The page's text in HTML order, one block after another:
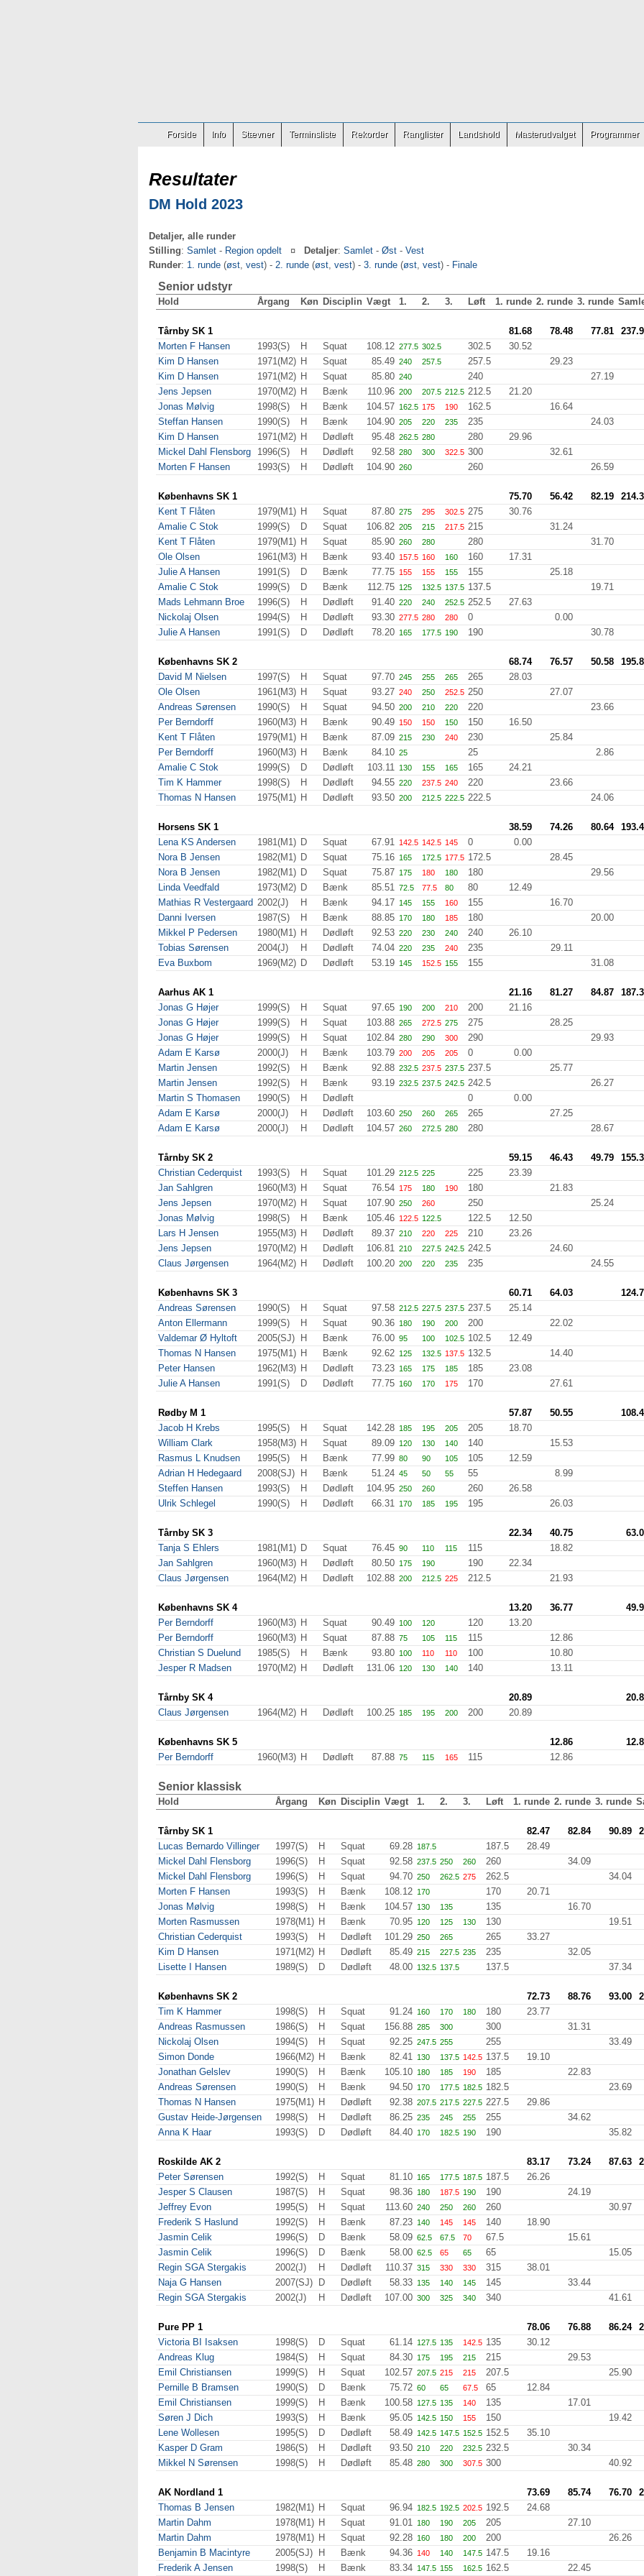
Forside Info Stævner Terminsliste Rekorder Ranglister Landshold Masterudvalget Programmer
Resultater
DM Hold 2023
Detaljer, alle runder
Stilling: Samlet - Region opdelt ¤ Detaljer: Samlet - Øst - Vest
Runder: 1. runde (øst, vest) - 2. runde (øst, vest) - 3. runde (øst, vest) - Finale
Senior udstyr
Hold Årgang Køn Disciplin Vægt 1. 2. 3. Løft 1. runde 2. runde 3. runde
Tårnby SK 1 81.68 78.48 77.81
Morten F Hansen
1993(S) H Squat 108.12 277.5 302.5 302.5
30.52
Kim D Hansen
1971(M2) H Squat 85.49 240 257.5 257.5
29.23
Kim D Hansen
1971(M2) H Squat 85.80 240 240
27.19
Jens Jepsen
1970(M2) H Bænk 110.96 200 207.5 212.5 212.5
21.20
Jonas Mølvig
1998(S) H Bænk 104.57 162.5 175 190 162.5
16.64
Steffan Hansen
1990(S) H Bænk 104.90 205 220 235 235
24.03
Kim D Hansen
1971(M2) H Dødløft 95.48 262.5 280 280
29.96
Mickel Dahl Flensborg
1996(S) H Dødløft 92.58 280 300 322.5 300
32.61
Morten F Hansen
1993(S) H Dødløft 104.90 260 260 26.59
Københavns SK 1 75.70 56.42 82.19
Kent T Flåten
1979(M1) H Squat 87.80 275 295 302.5 275
30.76
Amalie C Stok
1999(S) D Squat 106.82 205 215 217.5 215
31.24
Kent T Flåten
1979(M1) H Squat 85.90 260 280 280
31.70
Ole Olsen
1961(M3) H Bænk 93.40 157.5 160 160 160
17.31
Julie A Hansen
1991(S) D Bænk 77.75 155 155 155 155
25.18
Amalie C Stok
1999(S) D Bænk 112.75 125 132.5 137.5 137.5
19.71
Mads Lehmann Broe
1996(S) H Dødløft 91.40 220 240 252.5 252.5
27.63
Nickolaj Olsen
1994(S) H Dødløft 93.30 277.5 280 280 0
0.00
Julie A Hansen
1991(S) D Dødløft 78.20 165 177.5 190 190 30.78
Københavns SK 2 68.74 76.57 50.58
David M Nielsen
1997(S) H Squat 97.70 245 255 265 265
28.03
Ole Olsen
1961(M3) H Squat 93.27 240 250 252.5 250
27.07
Andreas Sørensen
1990(S) H Squat 94.50 200 210 220 220
23.66
Per Berndorff
1960(M3) H Bænk 90.49 150 150 150 150
16.50
Kent T Flåten
1979(M1) H Bænk 87.09 215 230 240 230
25.84
Per Berndorff
1960(M3) H Bænk 84.10 25 25
2.86
Amalie C Stok
1999(S) D Dødløft 103.11 130 155 165 165
24.21
Tim K Hammer
1998(S) H Dødløft 94.55 220 237.5 240 220
23.66
Thomas N Hansen
1975(M1) H Dødløft 93.50 200 212.5 222.5 222.5 24.06
Horsens SK 1 38.59 74.26 80.64
Lena KS Andersen
1981(M1) D Squat 67.91 142.5 142.5 145 0
0.00
Nora B Jensen
1982(M1) D Squat 75.16 165 172.5 177.5 172.5
28.45
Nora B Jensen
1982(M1) D Squat 75.87 175 180 180 180
29.56
Linda Veedfald
1973(M2) D Bænk 85.51 72.5 77.5 80 80
12.49
Mathias R Vestergaard 2002(J) H Bænk 94.17 145 155 160 155
16.70
Danni Iversen
1987(S) H Bænk 88.85 170 180 185 180
20.00
Mikkel P Pedersen
1980(M1) H Dødløft 92.53 220 230 240 240
26.10
Tobias Sørensen
2004(J) H Dødløft 74.04 220 235 240 235
29.11
Eva Buxbom
1969(M2) D Dødløft 53.19 145 152.5 155 155 31.08
Aarhus AK 1 21.16 81.27 84.87
Jonas G Højer
1999(S) H Squat 97.65 190 200 210 200
21.16
Jonas G Højer
1999(S) H Squat 103.88 265 272.5 275 275
28.25
Jonas G Højer
1999(S) H Squat 102.84 280 290 300 290
29.93
Adam E Karsø
2000(J) H Bænk 103.79 200 205 205 0
0.00
Martin Jensen
1992(S) H Bænk 92.88 232.5 237.5 237.5 237.5
25.77
Martin Jensen
1992(S) H Bænk 93.19 232.5 237.5 242.5 242.5
26.27
Martin S Thomasen
1990(S) H Dødløft 0
0.00
Adam E Karsø
2000(J) H Dødløft 103.60 250 260 265 265
27.25
Adam E Karsø
2000(J) H Dødløft 104.57 260 272.5 280 280 28.67
Tårnby SK 2 59.15 46.43 49.79
Christian Cederquist
1993(S) H Squat 101.29 212.5 225 225
23.39
Jan Sahlgren
1960(M3) H Squat 76.54 175 180 190 180
21.83
Jens Jepsen
1970(M2) H Squat 107.90 250 260 250
25.24
Jonas Mølvig
1998(S) H Bænk 105.46 122.5 122.5 122.5
12.50
Lars H Jensen
1955(M3) H Dødløft 89.37 210 220 225 210
23.26
Jens Jepsen
1970(M2) H Dødløft 106.81 210 227.5 242.5 242.5
24.60
Claus Jørgensen
1964(M2) H Dødløft 100.20 200 220 235 235 24.55
Københavns SK 3 60.71 64.03
Andreas Sørensen
1990(S) H Squat 97.58 212.5 227.5 237.5 237.5
25.14
Anton Ellermann
1999(S) H Squat 90.36 180 190 200 200
22.02
Valdemar Ø Hyltoft
2005(SJ) H Bænk 76.00 95 100 102.5 102.5
12.49
Thomas N Hansen
1975(M1) H Bænk 92.62 125 132.5 137.5 132.5
14.40
Peter Hansen
1962(M3) H Dødløft 73.23 165 175 185 185
23.08
Julie A Hansen
1991(S) D Dødløft 77.75 160 170 175 170 27.61
Rødby M 1 57.87 50.55
Jacob H Krebs
1995(S) H Squat 142.28 185 195 205 205
18.70
William Clark
1958(M3) H Squat 89.09 120 130 140 140
15.53
Rasmus L Knudsen
1995(S) H Bænk 77.99 80 90 105 105
12.59
Adrian H Hedegaard
2008(SJ) H Bænk 51.24 45 50 55 55
8.99
Steffen Hansen
1993(S) H Dødløft 104.95 250 260 260
26.58
Ulrik Schlegel
1990(S) H Dødløft 66.31 170 185 195 195 26.03
Tårnby SK 3 22.34 40.75
Tanja S Ehlers
1981(M1) D Squat 76.45 90 110 115 115
18.82
Jan Sahlgren
1960(M3) H Dødløft 80.50 175 190 190
22.34
Claus Jørgensen
1964(M2) H Dødløft 102.88 200 212.5 225 212.5 21.93
Københavns SK 4 13.20 36.77
Per Berndorff
1960(M3) H Squat 90.49 100 120 120
13.20
Per Berndorff
1960(M3) H Squat 87.88 75 105 115 115
12.86
Christian S Duelund
1985(S) H Bænk 93.80 100 110 110 100
10.80
Jesper R Madsen
1970(M2) H Dødløft 131.06 120 130 140 140 13.11
Tårnby SK 4 20.89
Claus Jørgensen
1964(M2) H Dødløft 100.25 185 195 200 200 20.89
Københavns SK 5 12.86
Per Berndorff
1960(M3) H Dødløft 87.88 75 115 165 115 12.86
Senior klassisk
Hold Årgang Køn Disciplin Vægt 1. 2. 3. Løft 1. runde 2. runde 3. runde
Tårnby SK 1 82.47 82.84 90.89
Lucas Bernardo Villinger
1997(S) H Squat 69.28 187.5 187.5
28.49
Mickel Dahl Flensborg
1996(S) H Squat 92.58 237.5 250 260 260
34.09
Mickel Dahl Flensborg
1996(S) H Squat 94.70 250 262.5 275 262.5
34.04
Morten F Hansen
1993(S) H Bænk 108.12 170 170
20.71
Jonas Mølvig
1998(S) H Bænk 104.57 130 135 135
16.70
Morten Rasmussen
1978(M1) H Bænk 70.95 120 125 130 130
19.51
Christian Cederquist
1993(S) H Dødløft 101.29 250 265 265
33.27
Kim D Hansen
1971(M2) H Dødløft 85.49 215 227.5 235 235
32.05
Lisette I Hansen
1989(S) D Dødløft 48.00 132.5 137.5 137.5 37.34
Københavns SK 2 72.73 88.76 93.00
Tim K Hammer
1998(S) H Squat 91.24 160 170 180 180
23.77
Andreas Rasmussen
1986(S) H Squat 156.88 285 300 300
31.31
Nickolaj Olsen
1994(S) H Squat 92.25 247.5 255 255
33.49
Simon Donde
1966(M2) H Bænk 82.41 130 137.5 142.5 137.5
19.10
Jonathan Gelslev
1990(S) H Bænk 105.10 180 185 190 185
22.83
Andreas Sørensen
1990(S) H Bænk 94.50 170 177.5 182.5 182.5
23.69
Thomas N Hansen
1975(M1) H Dødløft 92.38 207.5 217.5 227.5 227.5
29.86
Gustav Heide-Jørgensen
1998(S) H Dødløft 86.25 235 245 255 255
34.62
Anna K Haar
1993(S) D Dødløft 84.40 170 182.5 190 190 35.82
Roskilde AK 2 83.17 73.24 87.63
Peter Sørensen
1992(S) H Squat 81.10 165 177.5 187.5 187.5
26.26
Jesper S Clausen
1987(S) H Squat 98.36 180 187.5 190 190
24.19
Jeffrey Evon
1995(S) H Squat 113.60 240 250 260 260
30.97
Frederik S Haslund
1992(S) H Bænk 87.23 140 145 145 140
18.90
Jasmin Celik
1996(S) D Bænk 58.09 62.5 67.5 70 67.5
15.61
Jasmin Celik
1996(S) D Bænk 58.00 62.5 65 65 65
15.05
Regin SGA Stergakis
2002(J) H Dødløft 110.37 315 330 330 315
38.01
Naja G Hansen
2007(SJ) D Dødløft 58.33 135 140 145 145
33.44
Regin SGA Stergakis
2002(J) H Dødløft 107.00 300 325 340 340 41.61
Pure PP 1 78.06 76.88 86.24
Victoria BI Isaksen
1998(S) D Squat 61.14 127.5 135 142.5 135
30.12
Andreas Klug
1984(S) H Squat 84.30 175 195 215 215
29.53
Emil Christiansen
1999(S) H Squat 102.57 207.5 215 215 207.5
25.90
Pernille B Bramsen
1990(S) D Bænk 75.72 60 65 67.5 65
12.84
Emil Christiansen
1999(S) H Bænk 100.58 127.5 135 140 135
17.01
Søren J Dich
1993(S) H Bænk 95.05 142.5 150 155 150
19.42
Lene Wollesen
1995(S) D Dødløft 58.49 142.5 147.5 152.5 152.5
35.10
Kasper D Gram
1986(S) H Dødløft 93.50 210 220 232.5 232.5
30.34
Mikkel N Sørensen
1998(S) H Dødløft 85.48 280 300 307.5 300 40.92
AK Nordland 1 73.69 85.74 76.70
Thomas B Jensen
1982(M1) H Squat 96.94 182.5 192.5 202.5 192.5
24.68
Martin Dahm
1978(M1) H Squat 91.01 180 190 205 205
27.10
Martin Dahm
1978(M1) H Squat 92.28 160 180 200 200
26.26
Benjamin B Macintyre
2005(SJ) H Bænk 94.36 140 140 147.5 147.5
19.16
Frederik A Jensen
1998(S) H Bænk 83.34 147.5 155 162.5 162.5 22.45